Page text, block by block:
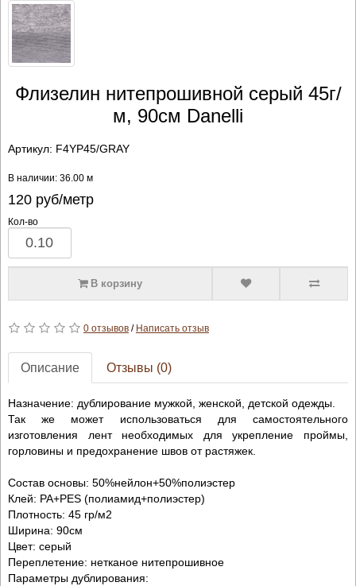
Флизелин нитепрошивной серый 45г/
м, 90см Danelli
Артикул: F4YP45/GRAY
В наличии: 36.00 м
120руб/метр
Кол-во
В корзину
0 отзывов/ Написать отзыв
Описание Отзывы (0)
Назначение: дублирование мужкой, женской, детской одежды.
Так же может использоваться для самостоятельного
изготовления лент необходимых для укрепление проймы,
горловины и предохранение швов от растяжек.
Состав основы: 50%нейлон+50%полиэстер
Клей: PA+PES (полиамид+полиэстер)
Плотность: 45 гр/м2
Ширина: 90см
Цвет: серый
Переплетение: нетканое нитепрошивное
Параметры дублирования: